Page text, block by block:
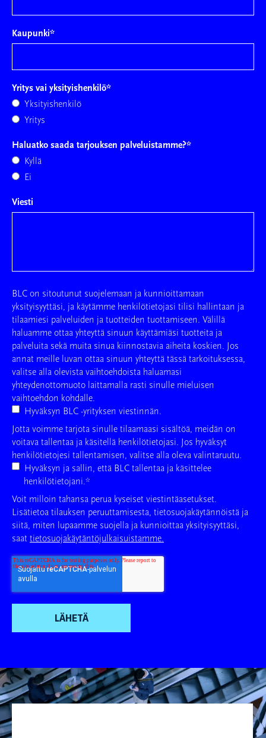
Kaupunki*
Yritys vai yksityishenkilö*
Yksityishenkilö
Yritys
Haluatko saada tarjouksen palveluistamme?*
Kyllä
Ei
Viesti
BLC on sitoutunut suojelemaan ja kunnioittamaan
yksityisyyttäsi, ja käytämme henkilötietojasi tilisi hallintaan ja
tilaamiesi palveluiden ja tuotteiden tuottamiseen. Välillä
haluamme ottaa yhteyttä sinuun käyttämiäsi tuotteita ja
palveluita sekä muita sinua kiinnostavia aiheita koskien. Jos
annat meille luvan ottaa sinuun yhteyttä tässä tarkoituksessa,
valitse alla olevista vaihtoehdoista haluamasi
yhteydenottomuoto laittamalla rasti sinulle mieluisen
vaihtoehdon kohdalle.
Hyväksyn BLC -yrityksen viestinnän.
Jotta voimme tarjota sinulle tilaamaasi sisältöä, meidän on
voitava tallentaa ja käsitellä henkilötietojasi. Jos hyväksyt
henkilötietojesi tallentamisen, valitse alla oleva valintaruutu.
Hyväksyn ja sallin, että BLC tallentaa ja käsittelee
henkilötietojani.*
Voit milloin tahansa perua kyseiset viestintäasetukset.
Lisätietoa tilauksen peruuttamisesta, tietosuojakäytännöistä ja
siitä, miten lupaamme suojella ja kunnioittaa yksityisyyttäsi,
saat tietosuojakäytäntöjulkaisuistamme.